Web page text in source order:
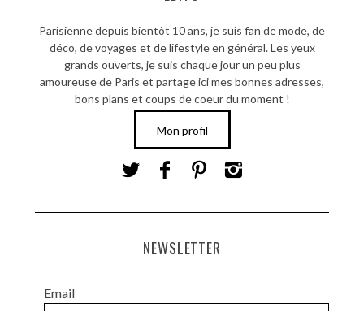
Parisienne depuis bientôt 10 ans, je suis fan de mode, de
déco, de voyages et de lifestyle en général. Les yeux
grands ouverts, je suis chaque jour un peu plus
amoureuse de Paris et partage ici mes bonnes adresses,
bons plans et coups de coeur du moment !
Mon profil
NEWSLETTER
Email